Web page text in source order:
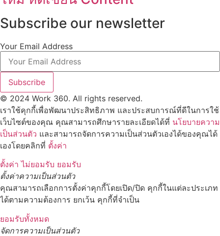
Subscribe our newsletter
Your Email Address
Subscribe
© 2024 Work 360. All rights reserved.
เราใช้คุกกี้เพื่อพัฒนาประสิทธิภาพ และประสบการณ์ที่ดีในการใช้
เว็บไซต์ของคุณ คุณสามารถศึกษารายละเอียดได้ที่ นโยบายความ
เป็นส่วนตัว และสามารถจัดการความเป็นส่วนตัวเองได้ของคุณได้
เองโดยคลิกที่ ตั้งค่า
ตั้งค่า ไม่ยอมรับ ยอมรับ
ตั้งค่าความเป็นส่วนตัว
คุณสามารถเลือกการตั้งค่าคุกกี้โดยเปิด/ปิด คุกกี้ในแต่ละประเภท
ได้ตามความต้องการ ยกเว้น คุกกี้ที่จำเป็น
ยอมรับทั้งหมด
จัดการความเป็นส่วนตัว